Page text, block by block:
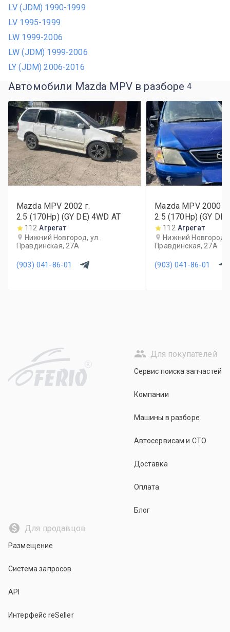
LV (JDM) 1990-1999
LV 1995-1999
LW 1999-2006
LW (JDM) 1999-2006
LY (JDM) 2006-2016
Автомобили Mazda MPV в разборе 4
Mazda MPV 2002 г.
2.5 (170Hp) (GY DE) 4WD AT
112 Агрегат
Нижний Новгород, ул.
Правдинская, 27А
(903) 041-86-01
Mazda MPV 2000
2.5 (170Hp) (GY DE)
112 Агрегат
Нижний Новгород,
Правдинская, 27А
(903) 041-86-01
R
Для покупателей
Сервис поиска запчастей
Компании
Машины в разборе
Автосервисам и СТО
Доставка
Оплата
Блог
Для продавцов
Размещение
Система запросов
API
Интерфейс reSeller